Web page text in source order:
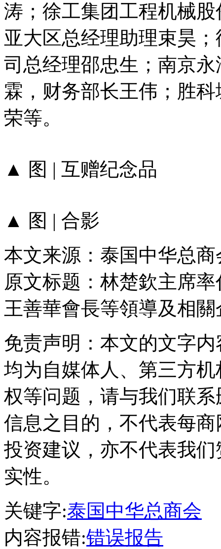
涛；徐工集团工程机械
亚大区总经理助理束昊
司总经理邵忠生；南京
霖，财务部长王伟；胜
荣等。
▲ 图 | 互赠纪念品
▲ 图 | 合影
本文来源：泰国中华总商
原文标题： 林楚欽主席
王善華會長等領導及相
免责声明：本文的文字
均为自媒体人、第三方
权等问题，请与我们联
信息之目的，不代表每
投资建议，亦不代表我
实性。
关键字:泰国中华总商会
内容报错:错误报告